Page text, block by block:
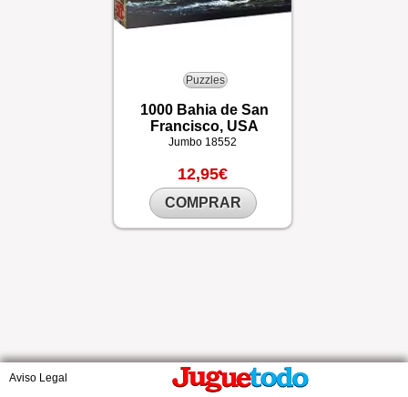
Puzzles
1000 Bahia de San
Francisco, USA
Jumbo 18552
12,95€
COMPRAR
Aviso Legal